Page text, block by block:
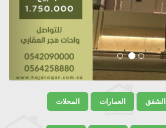
المحلات العمارات الشقق